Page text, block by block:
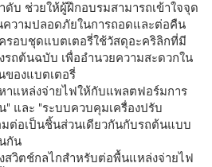
ดับ ช่วยให้ผู้ฝึกอบรมสามารถเข้าใจจุด
วามปลอดภัยในการถอดและต่อคืน
รอบชุดแบตเตอรี่ใช้วัสดุอะคริลิกที่มี
รถต้นฉบับ เพื่ออำนวยความสะดวกใน
ของแบตเตอรี่
แหล่งจ่ายไฟให้กับแพลตฟอร์มการ
" และ "ระบบควบคุมเครื่องปรับ
มต่อเป็นชิ้นส่วนเดียวกันกับรถต้นแบบ
กัน
วิตช์กลไกสำหรับต่อพื้นแหล่งจ่ายไฟ